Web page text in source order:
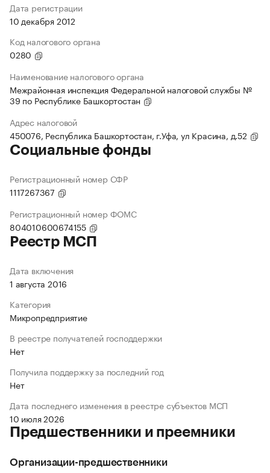
Дата регистрации
10 декабря 2012
Код налогового органа
0280
Наименование налогового органа
Межрайонная инспекция Федеральной налоговой службы №
39 по Республике Башкортостан
Адрес налоговой
450076, Республика Башкортостан, г.Уфа, ул Красина, д.52
Социальные фонды
Регистрационный номер СФР
1117267367
Регистрационный номер ФОМС
804010600674155
Реестр МСП
Дата включения
1 августа 2016
Категория
Микропредприятие
В реестре получателей господдержки
Нет
Получила поддержку за последний год
Нет
Дата последнего изменения в реестре субъектов МСП
10 июля 2026
Предшественники и преемники
Организации-предшественники